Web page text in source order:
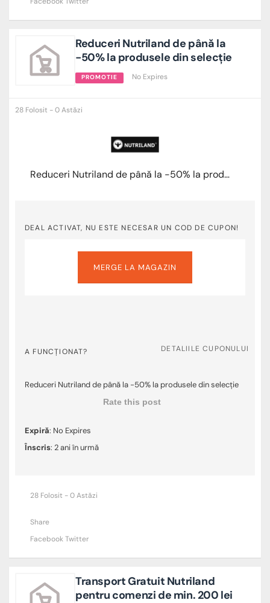
Reduceri Nutriland de până la
-50% la produsele din selecție
PROMOTIE No Expires
28 Folosit - 0 Astăzi
Reduceri Nutriland de până la -50% la produsele din selecție
DEAL ACTIVAT, NU ESTE NECESAR UN COD DE CUPON!
MERGE LA MAGAZIN
A FUNCȚIONAT? DETALIILE CUPONULUI
Reduceri Nutriland de până la -50% la produsele din selecție
Rate this post
Expiră: No Expires
Înscris: 2 ani în urmă
28 Folosit - 0 Astăzi
Share
FacebookTwitter
Transport Gratuit Nutriland
pentru comenzi de min. 200 lei